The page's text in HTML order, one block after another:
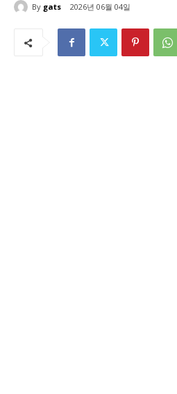
By gats 2026년 06월 04일